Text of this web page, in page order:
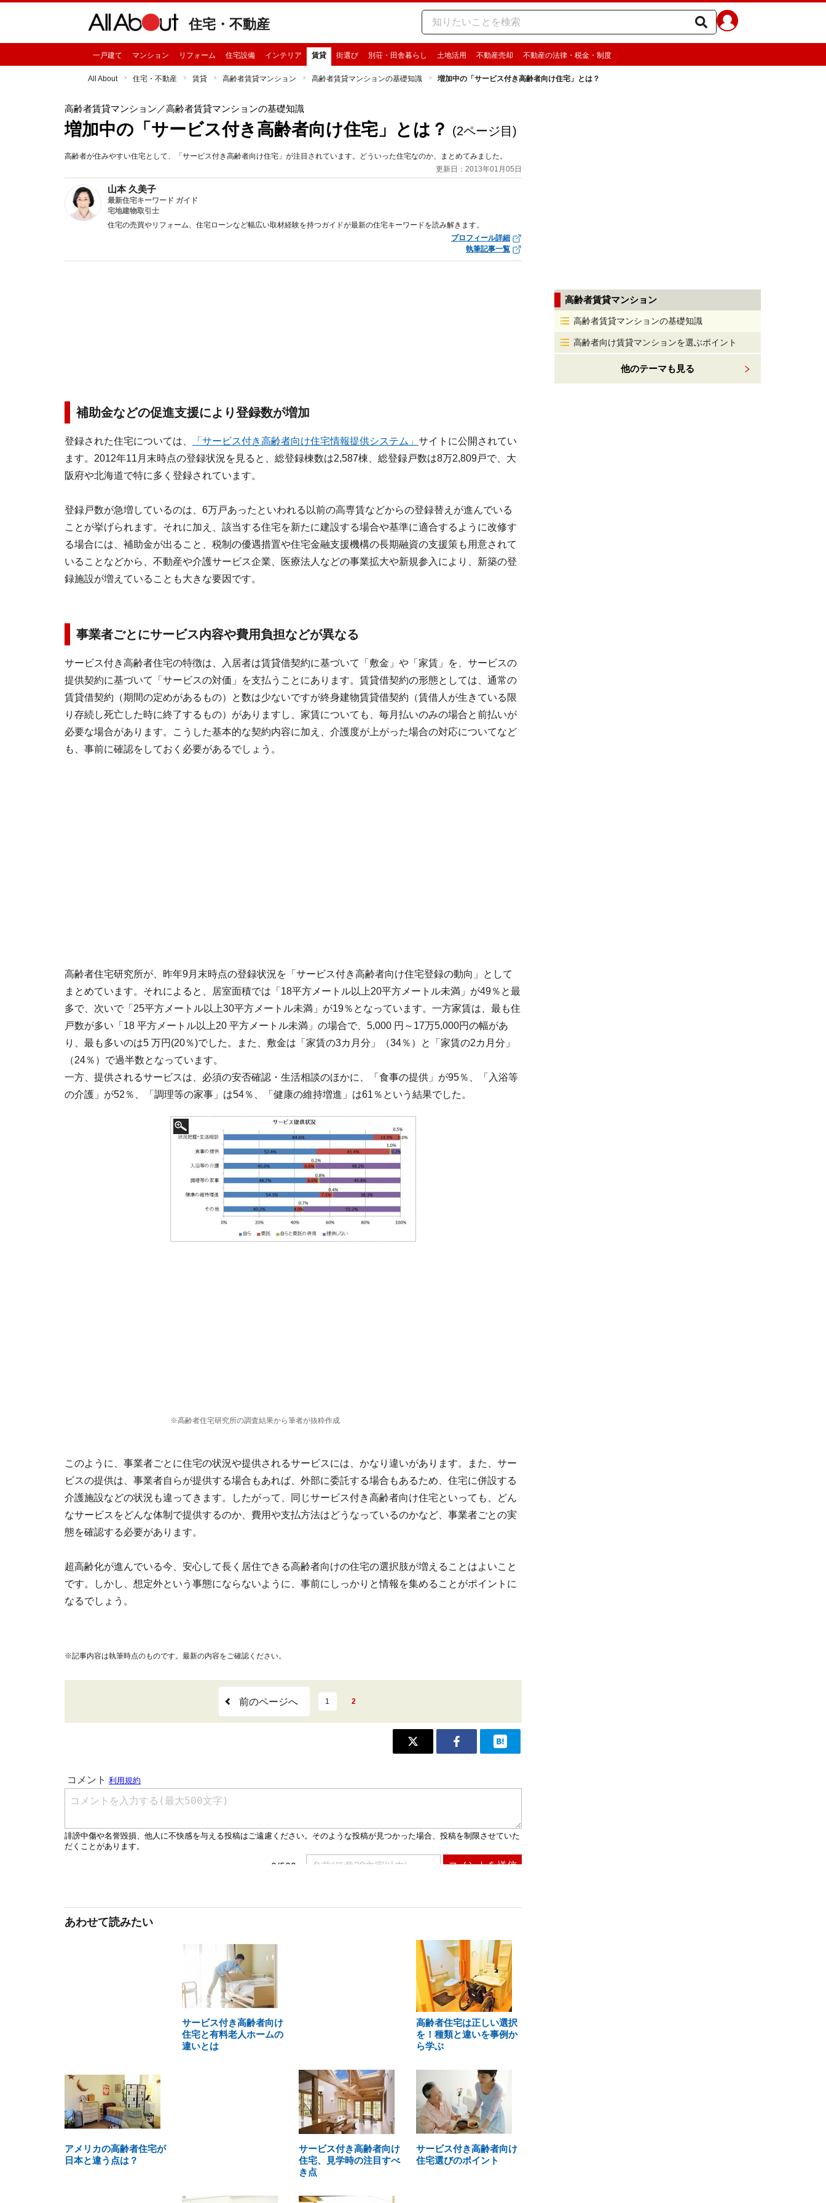
住宅・不動産
一戸建て マンション リフォーム 住宅設備 インテリア 賃貸 街選び 別荘・田舎暮らし 土地活用 不動産売却 不動産の法律・税金・制度
All About 住宅・不動産 賃貸 高齢者賃貸マンション 高齢者賃貸マンションの基礎知識 増加中の「サービス付き高齢者向け住宅」とは？
高齢者賃貸マンション ／高齢者賃貸マンションの基礎知識
増加中の「サービス付き高齢者向け住宅」とは？ (2ページ目)
高齢者が住みやすい住宅として、「サービス付き高齢者向け住宅」が注目されています。どういった住宅なのか、まとめてみました。
更新日：2013年01月05日
山本 久美子
最新住宅キーワード ガイド
宅地建物取引士
住宅の売買やリフォーム、住宅ローンなど幅広い取材経験を持つガイドが最新の住宅キーワードを読み解きます。
プロフィール詳細
執筆記事一覧
補助金などの促進支援により登録数が増加
登録された住宅については、 「サービス付き高齢者向け住宅情報提供システム」 サイトに公開されてい
ます。2012年11月末時点の登録状況を見ると、総登録棟数は2,587棟、総登録戸数は8万2,809戸で、大
阪府や北海道で特に多く登録されています。
登録戸数が急増しているのは、6万戸あったといわれる以前の高専賃などからの登録替えが進んでいる
ことが挙げられます。それに加え、該当する住宅を新たに建設する場合や基準に適合するように改修す
る場合には、補助金が出ること、税制の優遇措置や住宅金融支援機構の長期融資の支援策も用意されて
いることなどから、不動産や介護サービス企業、医療法人などの事業拡大や新規参入により、新築の登
録施設が増えていることも大きな要因です。
事業者ごとにサービス内容や費用負担などが異なる
サービス付き高齢者住宅の特徴は、入居者は賃貸借契約に基づいて「敷金」や「家賃」を、サービスの
提供契約に基づいて「サービスの対価」を支払うことにあります。賃貸借契約の形態としては、通常の
賃貸借契約（期間の定めがあるもの）と数は少ないですが終身建物賃貸借契約（賃借人が生きている限
り存続し死亡した時に終了するもの）がありますし、家賃についても、毎月払いのみの場合と前払いが
必要な場合があります。こうした基本的な契約内容に加え、介護度が上がった場合の対応についてなど
も、事前に確認をしておく必要があるでしょう。
高齢者住宅研究所が、昨年9月末時点の登録状況を「サービス付き高齢者向け住宅登録の動向」として
まとめています。それによると、居室面積では「18平方メートル以上20平方メートル未満」が49％と最
多で、次いで「25平方メートル以上30平方メートル未満」が19％となっています。一方家賃は、最も住
戸数が多い「18 平方メートル以上20 平方メートル未満」の場合で、5,000 円～17万5,000円の幅があ
り、最も多いのは5 万円(20％)でした。また、敷金は「家賃の3カ月分」（34％）と「家賃の2カ月分」
（24％）で過半数となっています。
一方、提供されるサービスは、必須の安否確認・生活相談のほかに、「食事の提供」が95％、「入浴等
の介護」が52％、「調理等の家事」は54％、「健康の維持増進」は61％という結果でした。
※高齢者住宅研究所の調査結果から筆者が抜粋作成
このように、事業者ごとに住宅の状況や提供されるサービスには、かなり違いがあります。また、サー
ビスの提供は、事業者自らが提供する場合もあれば、外部に委託する場合もあるため、住宅に併設する
介護施設などの状況も違ってきます。したがって、同じサービス付き高齢者向け住宅といっても、どん
なサービスをどんな体制で提供するのか、費用や支払方法はどうなっているのかなど、事業者ごとの実
態を確認する必要があります。
超高齢化が進んでいる今、安心して長く居住できる高齢者向けの住宅の選択肢が増えることはよいこと
です。しかし、想定外という事態にならないように、事前にしっかりと情報を集めることがポイントに
なるでしょう。
※記事内容は執筆時点のものです。最新の内容をご確認ください。
前のページへ 1 2
あわせて読みたい
サービス付き高齢者向け
住宅と有料老人ホームの
違いとは
高齢者住宅は正しい選択
を！種類と違いを事例か
ら学ぶ
アメリカの高齢者住宅が
日本と違う点は？
サービス付き高齢者向け
住宅、見学時の注目すべ
き点
サービス付き高齢者向け
住宅選びのポイント
高齢者賃貸マンション
高齢者賃貸マンションの基礎知識
高齢者向け賃貸マンションを選ぶポイント
他のテーマも見る